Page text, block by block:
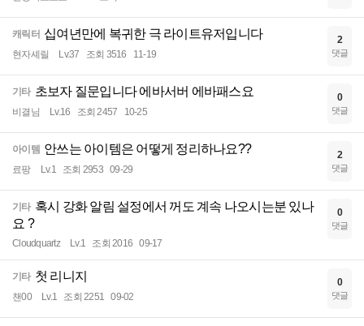
캐릭터 십여년만에 복귀한 극 라이트유저입니다
현자셰릴 Lv.37 조회 3516 11-19
2
댓글
기타 초보자 질문입니다 에바서버 에바패스요
비결님 Lv.16 조회 2457 10-25
0
댓글
아이템 안쓰는 아이템은 어떻게 정리하나요??
료팡 Lv.1 조회 2953 09-29
2
댓글
기타 혹시 강화 알림 설정에서 꺼도 계속 나오시는분 있나
요 ?
Cloudquartz Lv.1 조회 2016 09-17
0
댓글
기타 첫 리니지
챈00 Lv.1 조회 2251 09-02
0
댓글